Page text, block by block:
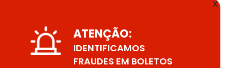
X
ATENÇÃO:
IDENTIFICAMOS
FRAUDES EM BOLETOS